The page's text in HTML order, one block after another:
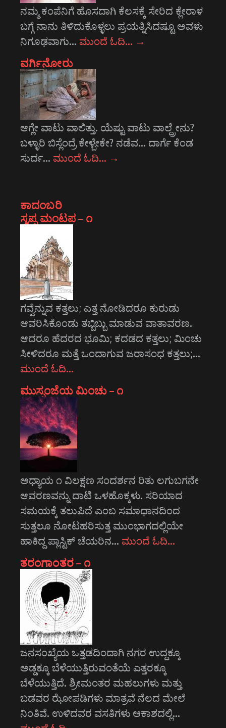
ನಮ್ಮ ಕಂಪೆನಿಗೆ ಹೊಸದಾಗಿ ಕೆಲಸಕ್ಕೆ ಸೇರಿದ ಕ್ಲೇರಾಳ
ಬಗ್ಗೆ ನಾನು ತಿಳಿದುಕೊಳ್ಳಲು ಪ್ರಯತ್ನಿಸಿದಷ್ಟೂ ಅವಳು
ನಿಗೂಢವಾಗು… ಮುಂದೆ ಓದಿ… →
ವರ್ಗಿನೋರು
ಆಗ್ಲೇ ವಾಟು ವಾಲಿತ್ತು. ಯೆಷ್ಟು ವಾಟು ವಾಲ್ದ್ರೇನು?
ಬಳ್ಳಾರಿ ಬಿಸ್ಲೆಂದ್ರೆ ಕೇಳ್ಬೇಕೇ? ನಡೆವ... ದಾರ್ಗೆ ಕೆಂಡ
ಸುರ್ದ… ಮುಂದೆ ಓದಿ… →
ಕಾದಂಬರಿ
ಸ್ವಪ್ನ ಮಂಟಪ – ೧
ಗವ್ವೆನ್ನುವ ಕತ್ತಲು; ಎತ್ತ ನೋಡಿದರೂ ಕುರುಡು
ಆವರಿಸಿಕೊಂಡು ತಬ್ಬಿಬ್ಬು ಮಾಡುವ ವಾತಾವರಣ.
ಆದರೂ ಹೆದರದ ಭೂಮಿ; ಕದಡದ ಕತ್ತಲು; ಮಿಂಚು
ಸೀಳಿದರೂ ಮತ್ತೆ ಒಂದಾಗುವ ಜರಾಸಂಧ ಕತ್ತಲು;…
ಮುಂದೆ ಓದಿ…
ಮುಸ್ಸಂಜೆಯ ಮಿಂಚು – ೧
ಅಧ್ಯಾಯ ೧ ವಿಲಕ್ಷಣ ಸಂದರ್ಶನ ರಿತು ಲಗುಬಗನೇ
ಆವರಣವನ್ನು ದಾಟಿ ಒಳಹೊಕ್ಕಳು. ಸರಿಯಾದ
ಸಮಯಕ್ಕೆ ತಲುಪಿದೆ ಎಂಬ ಸಮಾಧಾನದಿಂದ
ಸುತ್ತಲೂ ನೋಟಹರಿಸುತ್ತ ಮುಂಭಾಗದಲ್ಲಿಯೇ
ಹಾಕಿದ್ದ ಪ್ಲಾಸ್ಟಿಕ್ ಚೆಯರಿನ… ಮುಂದೆ ಓದಿ…
ತರಂಗಾಂತರ – ೧
ಜನಸಂಖ್ಯೆಯ ಒತ್ತಡದಿಂದಾಗಿ ನಗರ ಉದ್ದಕ್ಕೂ
ಅಡ್ಡಕ್ಕೂ ಬೆಳೆಯುತ್ತಿರುವಂತೆಯೆ ಎತ್ತರಕ್ಕೂ
ಬೆಳೆಯುತ್ತಿದೆ. ಶ್ರೀಮಂತರ ಮಹಲುಗಳು ಮತ್ತು
ಬಡವರ ಝೋಪಡಿಗಳು ಮಾತ್ರವೆ ನೆಲದ ಮೇಲೆ
ನಿಂತಿವೆ. ಉಳಿದವರ ವಸತಿಗಳು ಆಕಾಶದಲ್ಲಿ…